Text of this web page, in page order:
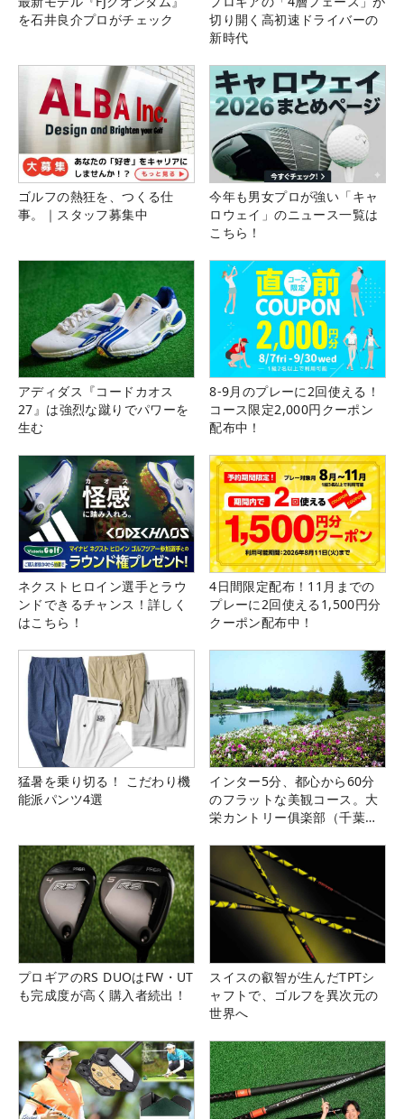
を石井良介プロがチェック
切り開く高初速ドライバーの
新時代
ゴルフの熱狂を、つくる仕
事。｜スタッフ募集中
今年も男女プロが強い「キャ
ロウェイ」のニュース一覧は
こちら！
アディダス『コードカオス
27』は強烈な蹴りでパワーを
生む
8-9月のプレーに2回使える！
コース限定2,000円クーポン
配布中！
ネクストヒロイン選手とラウ
ンドできるチャンス！詳しく
はこちら！
4日間限定配布！11月までの
プレーに2回使える1,500円分
クーポン配布中！
猛暑を乗り切る！ こだわり機
能派パンツ4選
インター5分、都心から60分
のフラットな美観コース。大
栄カントリー俱楽部（千葉
プロギアのRS DUOはFW・UT
も完成度が高く購入者続出！
スイスの叡智が生んだTPTシ
ャフトで、ゴルフを異次元の
世界へ